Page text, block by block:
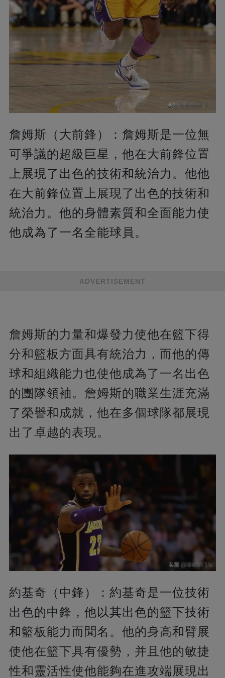
詹姆斯（大前鋒）：詹姆斯是一位無
可爭議的超級巨星，他在大前鋒位置
上展現了出色的技術和統治力。他他
在大前鋒位置上展現了出色的技術和
統治力。他的身體素質和全面能力使
他成為了一名全能球員。
ADVERTISEMENT
詹姆斯的力量和爆發力使他在籃下得
分和籃板方面具有統治力，而他的傳
球和組織能力也使他成為了一名出色
的團隊領袖。詹姆斯的職業生涯充滿
了榮譽和成就，他在多個球隊都展現
出了卓越的表現。
約基奇（中鋒）：約基奇是一位技術
出色的中鋒，他以其出色的籃下技術
和籃板能力而聞名。 他的身高和臂展
使他在籃下具有優勢，并且他的敏捷
性和靈活性使他能夠在進攻端展現出